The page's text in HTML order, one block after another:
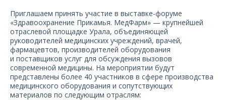
О компании
Карьера
Приглашаем принять участие в выставке-форуме
«Здравоохранение Прикамья. МедФарм» — крупнейшей
отраслевой площадке Урала, объединяющей
руководителей медицинских учреждений, врачей,
фармацевтов, производителей оборудования
и поставщиков услуг для обсуждения вызовов
современной медицины. На мероприятии будут
представлены более 40 участников в сфере производства
медицинского оборудования и сопутствующих
материалов по следующим отраслям: